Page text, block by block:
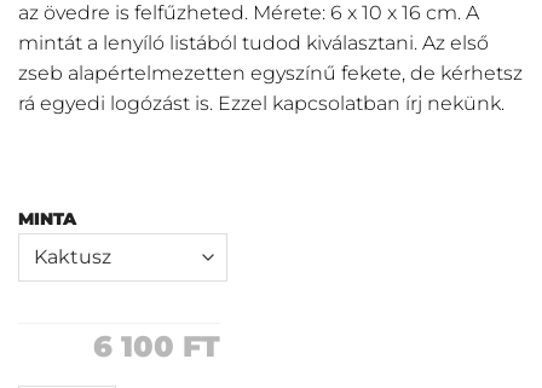
az övedre is felfűzheted. Mérete: 6 x 10 x 16 cm. A
mintát a lenyíló listából tudod kiválasztani. Az első
zseb alapértelmezetten egyszínű fekete, de kérhetsz
rá egyedi logózást is. Ezzel kapcsolatban írj nekünk.
MINTA
6 100 FT